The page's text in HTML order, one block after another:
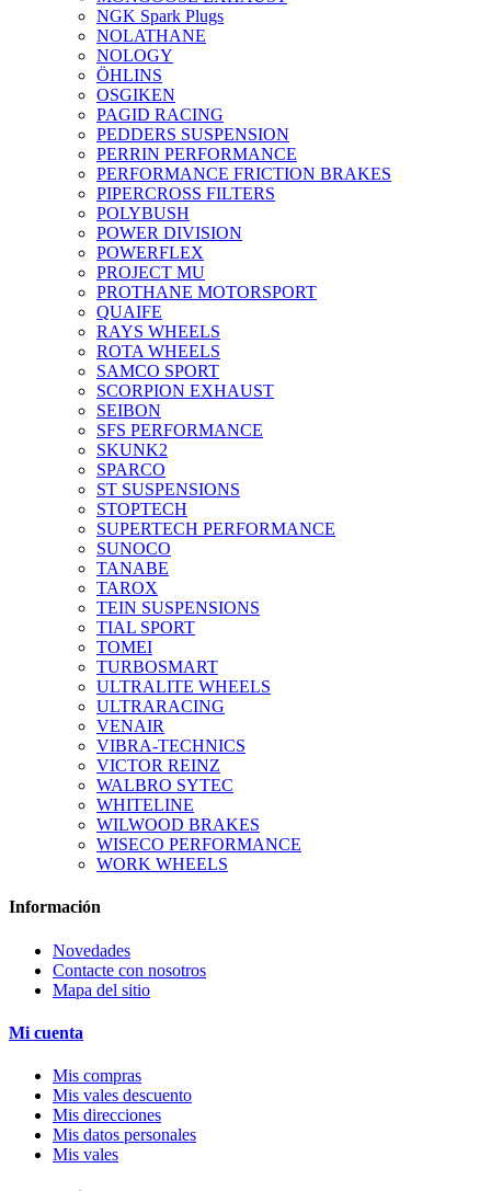
NGK Spark Plugs
NOLATHANE
NOLOGY
ÖHLINS
OSGIKEN
PAGID RACING
PEDDERS SUSPENSION
PERRIN PERFORMANCE
PERFORMANCE FRICTION BRAKES
PIPERCROSS FILTERS
POLYBUSH
POWER DIVISION
POWERFLEX
PROJECT MU
PROTHANE MOTORSPORT
QUAIFE
RAYS WHEELS
ROTA WHEELS
SAMCO SPORT
SCORPION EXHAUST
SEIBON
SFS PERFORMANCE
SKUNK2
SPARCO
ST SUSPENSIONS
STOPTECH
SUPERTECH PERFORMANCE
SUNOCO
TANABE
TAROX
TEIN SUSPENSIONS
TIAL SPORT
TOMEI
TURBOSMART
ULTRALITE WHEELS
ULTRARACING
VENAIR
VIBRA-TECHNICS
VICTOR REINZ
WALBRO SYTEC
WHITELINE
WILWOOD BRAKES
WISECO PERFORMANCE
WORK WHEELS
Información
Novedades
Contacte con nosotros
Mapa del sitio
Mi cuenta
Mis compras
Mis vales descuento
Mis direcciones
Mis datos personales
Mis vales